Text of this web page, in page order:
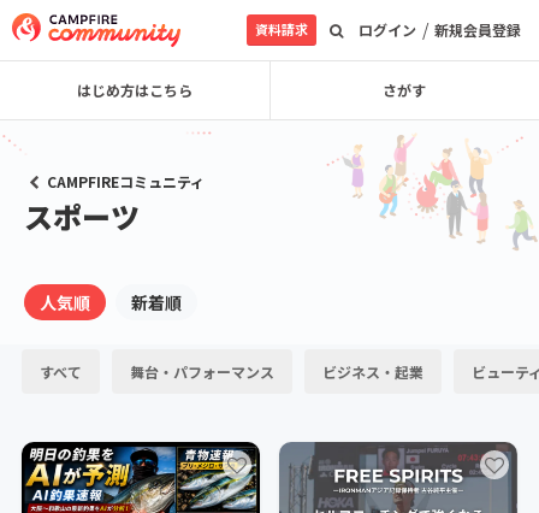
ログイン / 新規会員登録
資料請求
はじめ方はこちら さがす
CAMPFIREコミュニティ
スポーツ
人気順 新着順
すべて 舞台・パフォーマンス ビジネス・起業 ビューテ